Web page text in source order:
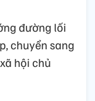
đường lối
chuyển sang
hội chủ